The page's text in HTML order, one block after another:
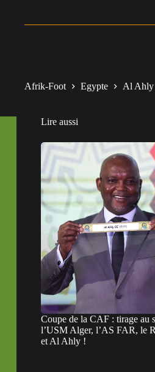
Afrik-Foot Egypte Al Ahly
Lire aussi
Coupe de la CAF : tirage au
l’USM Alger, l’AS FAR, le
et Al Ahly !